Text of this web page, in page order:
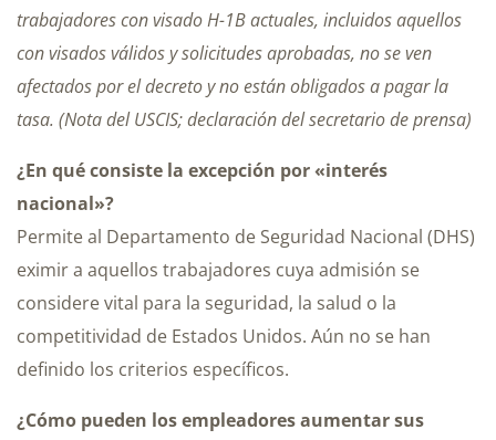
trabajadores con visado H-1B actuales, incluidos aquellos
con visados válidos y solicitudes aprobadas, no se ven
afectados por el decreto y no están obligados a pagar la
tasa. (Nota del USCIS; declaración del secretario de prensa)
¿En qué consiste la excepción por «interés
nacional»?
Permite al Departamento de Seguridad Nacional (DHS)
eximir a aquellos trabajadores cuya admisión se
considere vital para la seguridad, la salud o la
competitividad de Estados Unidos. Aún no se han
definido los criterios específicos.
¿Cómo pueden los empleadores aumentar sus